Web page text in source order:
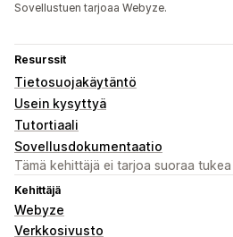
Sovellustuen tarjoaa Webyze.
Resurssit
Tietosuojakäytäntö
Usein kysyttyä
Tutortiaali
Sovellusdokumentaatio
Tämä kehittäjä ei tarjoa suoraa tukea
Kehittäjä
Webyze
Verkkosivusto